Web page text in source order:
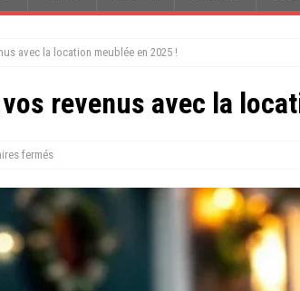
avec la location meublée en 2025 !
revenus avec la
fermés